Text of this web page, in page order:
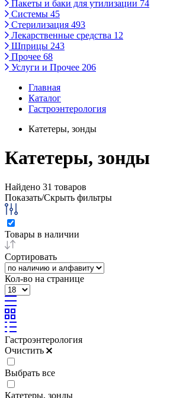
Пакеты и баки для утилизации 74
Системы 45
Стерилизация 493
Лекарственные средства 12
Шприцы 243
Прочее 68
Услуги и Прочее 206
Главная
Каталог
Гастроэнтерология
Катетеры, зонды
Катетеры, зонды
Найдено 31 товаров
Показать/Скрыть фильтры
Товары в наличии
Сортировать
Кол-во на странице
Гастроэнтерология
Очистить
Выбрать все
Катетеры, зонды